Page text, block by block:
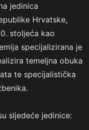
jedinica
Hrvatske,
stoljeća kao
specijalizirana je
temeljna obuka
te specijalistička
sljedeće jedinice: